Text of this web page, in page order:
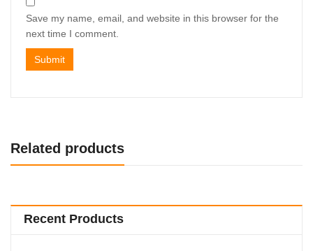
Save my name, email, and website in this browser for the
next time I comment.
Related products
Recent Products